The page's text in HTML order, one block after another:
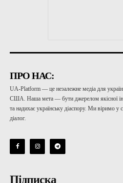
ПРО НАС:
UA-Platform — це незалежне медіа для
США. Наша мета — бути джерелом якісної
та надихає українську діаспору. Ми віримо у
діалог.
Підписка